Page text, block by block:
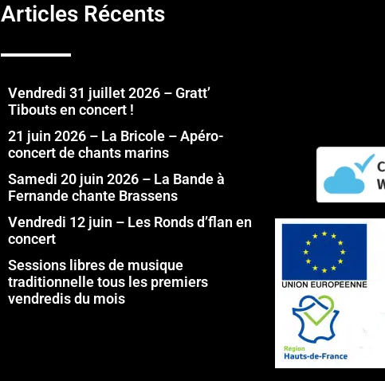
Articles Récents
Vendredi 31 juillet 2026 – Gratt’
Tibouts en concert !
21 juin 2026 – La Bricole – Apéro-
concert de chants marins
Samedi 20 juin 2026 – La Bande à
Fernande chante Brassens
Vendredi 12 juin – Les Ronds d’flan en
concert
Sessions libres de musique
traditionnelle tous les premiers
vendredis du mois